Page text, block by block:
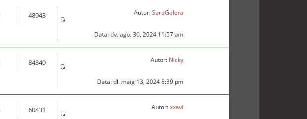
48043 Autor:SaraGalera
Data: dv. ago. 30, 2024 11:57 am
84340 Autor: Nicky
Data: dl. maig 13, 2024 8:39 pm
60431 Autor:xxavi